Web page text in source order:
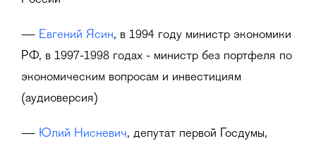
— Евгений Ясин, в 1994 году министр экономики
РФ, в 1997-1998 годах - министр без портфеля по
экономическим вопросам и инвестициям
(аудиоверсия)
— Юлий Нисневич, депутат первой Госдумы,